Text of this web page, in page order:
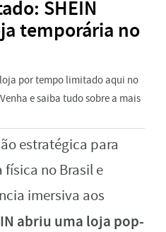
SHEIN
temporária no
por tempo limitado aqui no
e saiba tudo sobre a mais
estratégica para
no Brasil e
imersiva aos
abriu uma loja pop-